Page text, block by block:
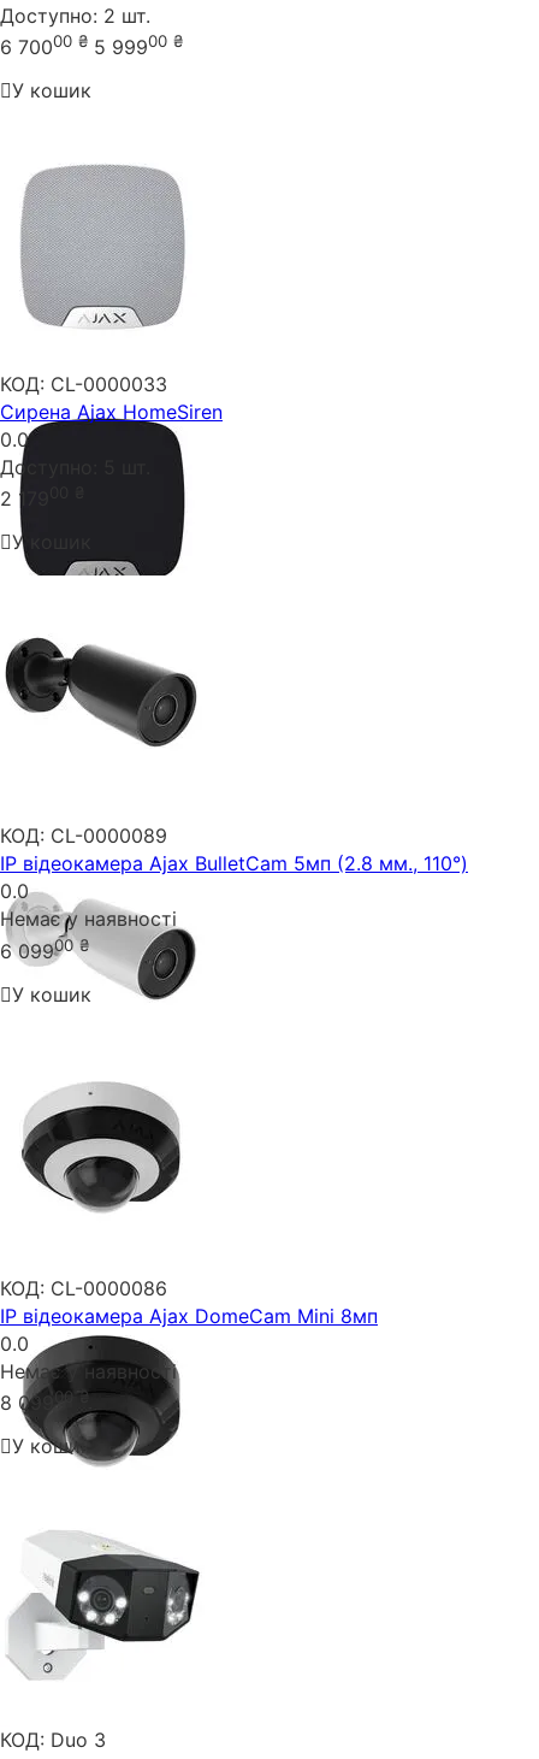
Доступно: 2 шт.
6 70000 ₴ 5 99900 ₴
У кошик
КОД: CL-0000033
Сирена Ajax HomeSiren
0.0
Доступно:
2 179
У кошик
КОД: CL-0000089
IP відеокамера Ajax BulletCam 5мп (2.8 мм., 110°)
0.0
Немає у наявності
6 09900 ₴
У кошик
КОД: CL-0000086
IP відеокамера Ajax DomeCam Mini 8мп
0.0
Немає у наявності
8 09900 ₴
У кошик
КОД: Duo 3